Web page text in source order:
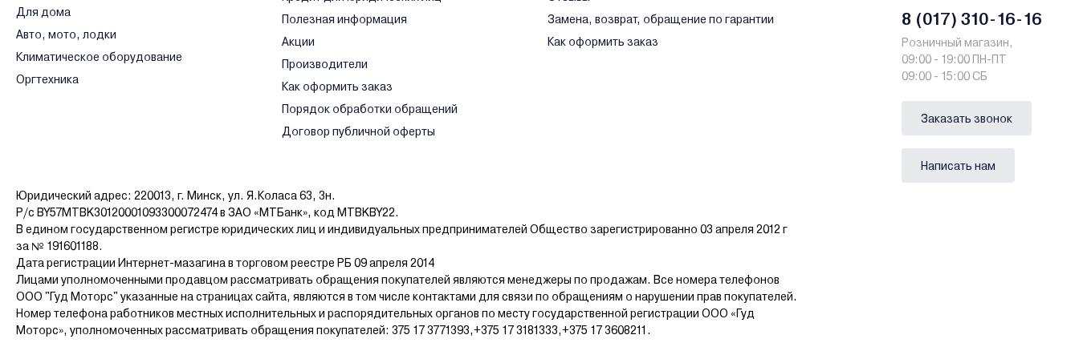
Для дома
Авто, мото, лодки
Климатическое оборудование
Оргтехника
Полезная информация
Акции
Производители
Как оформить заказ
Порядок обработки обращений
Договор публичной оферты
Замена, возврат, обращение по гарантии
Как оформить заказ
Юридический адрес: 220013, г. Минск, ул. Я.Коласа 63, 3н.
Р/с BY57MTBK30120001093300072474 в ЗАО «МТБанк», код MTBKBY22.
В едином государственном регистре юридических лиц и индивидуальных предпринимателей Общество зарегистрированно 03 апреля 2012 г
за № 191601188.
Дата регистрации Интернет-мазагина в торговом реестре РБ 09 апреля 2014
Лицами уполномоченными продавцом рассматривать обращения покупателей являются менеджеры по продажам. Все номера телефонов
ООО "Гуд Моторс" указанные на страницах сайта, являются в том числе контактами для связи по обращениям о нарушении прав покупателей.
Номер телефона работников местных исполнительных и распорядительных органов по месту государственной регистрации ООО «Гуд
Моторс», уполномоченных рассматривать обращения покупателей: 375 17 3771393,+375 17 3181333,+375 17 3608211.
8 (017) 310-16-16
Розничный магазин,
09:00 - 19:00 ПН-ПТ
09:00 - 15:00 СБ
Заказать звонок
Написать нам